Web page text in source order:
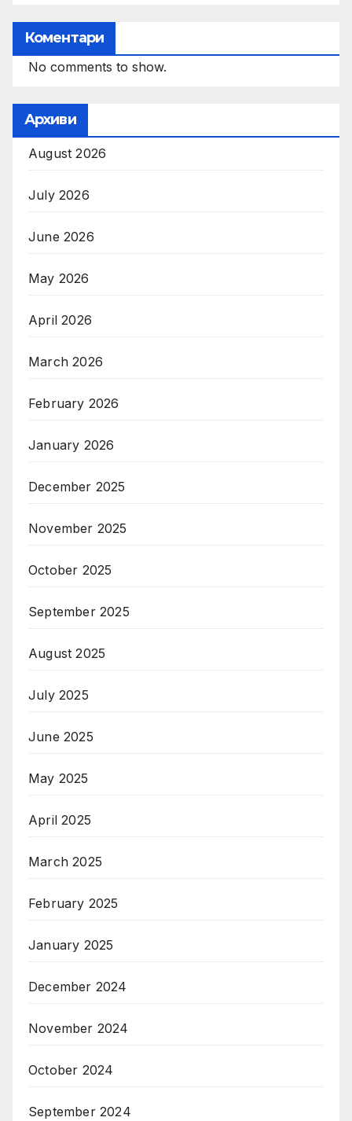
Коментари
No comments to show.
Архиви
August 2026
July 2026
June 2026
May 2026
April 2026
March 2026
February 2026
January 2026
December 2025
November 2025
October 2025
September 2025
August 2025
July 2025
June 2025
May 2025
April 2025
March 2025
February 2025
January 2025
December 2024
November 2024
October 2024
September 2024